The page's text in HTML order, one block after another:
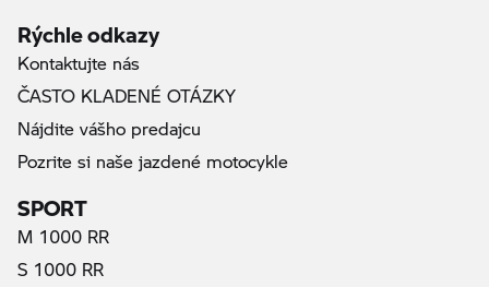
Rýchle odkazy
Kontaktujte nás
ČASTO KLADENÉ OTÁZKY
Nájdite vášho predajcu
Pozrite si naše jazdené motocykle
SPORT
M 1000 RR
S 1000 RR